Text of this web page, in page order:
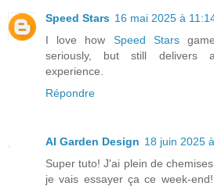
Speed Stars 16 mai 2025 à
I love how Speed Stars
seriously, but still delivers
experience.
Répondre
AI Garden Design 18 juin 2025
Super tuto! J'ai plein de
je vais essayer ça ce week-